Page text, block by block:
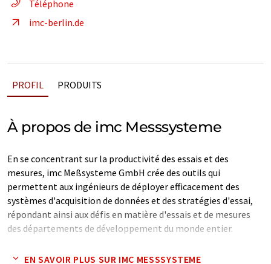
Téléphone
imc-berlin.de
PROFIL PRODUITS
À propos de imc Messsysteme
En se concentrant sur la productivité des essais et des
mesures, imc Meßsysteme GmbH crée des outils qui
permettent aux ingénieurs de déployer efficacement des
systèmes d'acquisition de données et des stratégies d'essai,
répondant ainsi aux défis en matière d'essais et de mesures
des départements de développement du monde entier.
Spécialisées dans une approche intégrée du test et de la
EN SAVOIR PLUS SUR IMC MESSSYSTEME